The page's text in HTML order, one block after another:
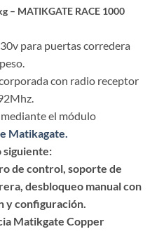
– MATIKGATE RACE 1000
para puertas corredera
con radio receptor
el módulo
Matikagate.
siguiente:
de control, soporte de
desbloqueo manual con
y configuración.
Matikgate Copper